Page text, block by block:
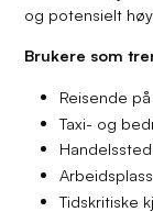
og potensielt
Brukere som
Reisende
Taxi- og
Tidskritiske